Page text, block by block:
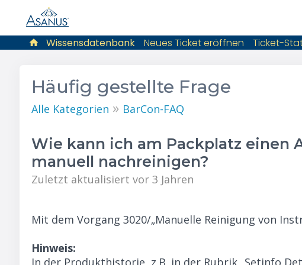
Wissensdatenbank Neues Ticket eröffnen Ticket-
Häufig gestellte Frage
Alle Kategorien » BarCon-FAQ
Wie kann ich am Packplatz einen
manuell nachreinigen?
Zuletzt aktualisiert vor 3 Jahren
Mit dem Vorgang 3020/„Manuelle Reinigung von
Hinweis:
In der Produkthistorie, z.B. in der Rubrik „Setinfo